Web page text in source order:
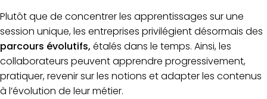
Plutôt que de concentrer les apprentissages sur une
session unique,les entreprises privilégient désormais des
parcours évolutifs, étalés dans le temps. Ainsi, les
collaborateurs peuvent apprendre progressivement,
pratiquer, revenir sur les notions et adapter les contenus
à l’évolution de leur métier.